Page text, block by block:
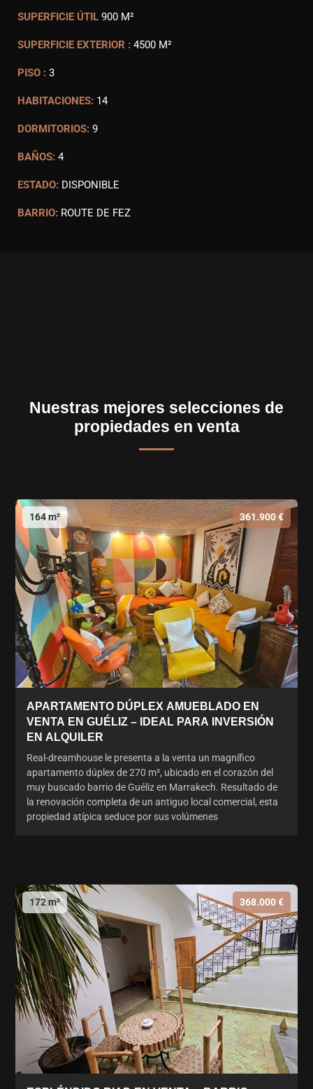
SUPERFICIE ÚTIL 900 M²
SUPERFICIE EXTERIOR : 4500 M²
PISO : 3
HABITACIONES: 14
DORMITORIOS: 9
BAÑOS: 4
ESTADO: DISPONIBLE
BARRIO: ROUTE DE FEZ
Nuestras mejores selecciones de
propiedades en venta
164 m² 361.900 €
APARTAMENTO DÚPLEX AMUEBLADO EN
VENTA EN GUÉLIZ – IDEAL PARA INVERSIÓN
EN ALQUILER
Real-dreamhouse le presenta a la venta un magnífico
apartamento dúplex de 270 m², ubicado en el corazón del
muy buscado barrio de Guéliz en Marrakech. Resultado de
la renovación completa de un antiguo local comercial, esta
propiedad atípica seduce por sus volúmenes
172 m² 368.000 €